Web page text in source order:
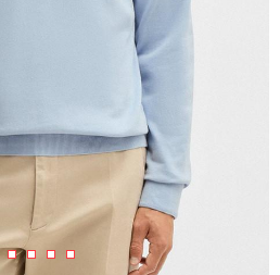
2 3 4 5